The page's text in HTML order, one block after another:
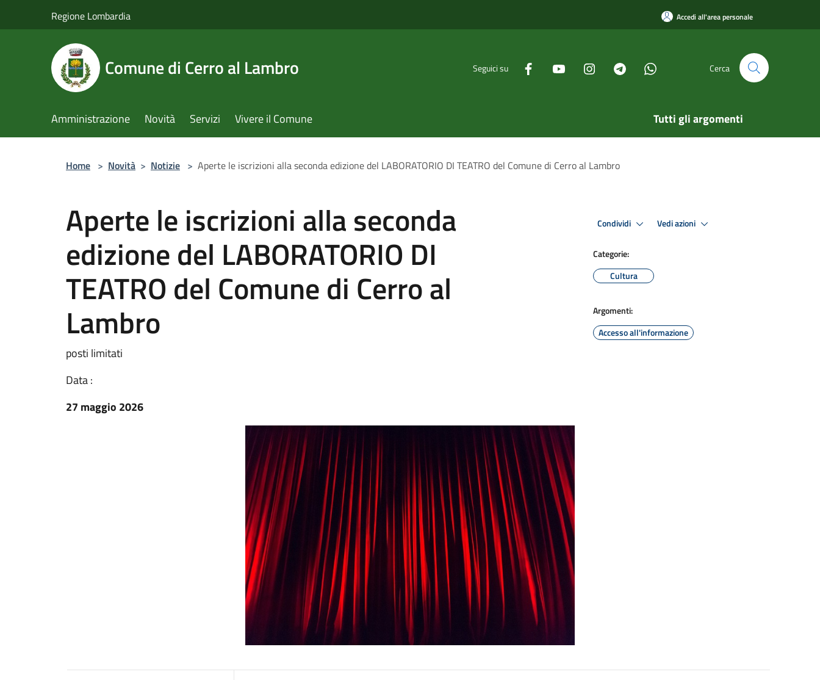
Regione Lombardia Accedi all'area personale
Comune di Cerro al Lambro Seguici su Cerca
Amministrazione Novità Servizi Vivere il Comune Tutti gli argomenti
Home > Novità > Notizie > Aperte le iscrizioni alla seconda edizione del LABORATORIO DI TEATRO del Comune di Cerro al Lambro
Aperte le iscrizioni alla seconda
edizione del LABORATORIO DI
TEATRO del Comune di Cerro al
Lambro
posti limitati
Data :
27 maggio 2026
Condividi Vedi azioni
Categorie:
Cultura
Argomenti:
Accesso all'informazione